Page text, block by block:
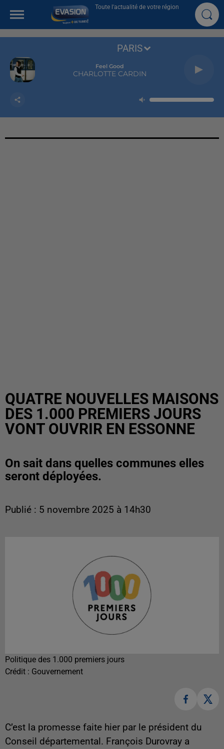
Toute l'actualité de votre région
Feel Good
CHARLOTTE CARDIN
PARIS
QUATRE NOUVELLES MAISONS
DES 1.000 PREMIERS JOURS
VONT OUVRIR EN ESSONNE
On sait dans quelles communes elles
seront déployées.
Publié : 5 novembre 2025 à 14h30
Politique des 1.000 premiers jours
Crédit : Gouvernement
C’est la promesse faite hier par le président du
Conseil départemental. François Durovray a